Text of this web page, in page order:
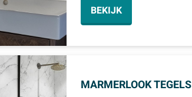
BEKIJK
MARMERLOOK TEGELS